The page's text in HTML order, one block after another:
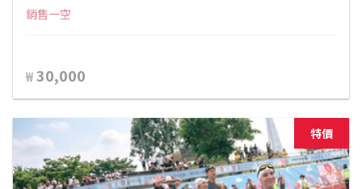
銷售一空
₩30,000
特價